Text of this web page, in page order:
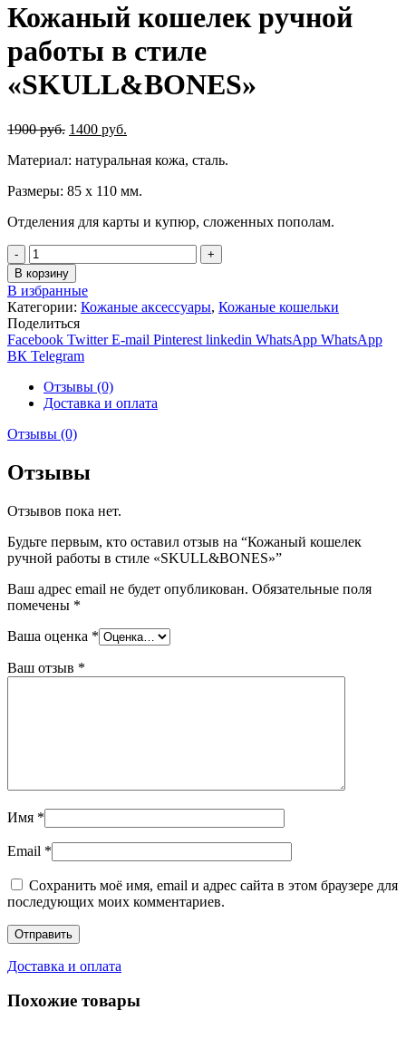
руб..
Кожаный кошелек ручной
работы в стиле
«SKULL&BONES»
1900руб. Первоначальная
составляла
руб..
1400 руб.
1400
Материал: натуральная кожа, сталь.
Размеры: 85 х 110 мм.
Отделения для карты и купюр, сложенных пополам.
Количество
В корзину
В избранные
Категории: Кожаные аксессуары, Кожаные кошельки
Поделиться
Facebook Twitter E-mail Pinterest linkedin WhatsApp WhatsApp
ВК Telegram
Отзывы (0)
Доставка и оплата
Отзывы (0)
Отзывы
Отзывов пока нет.
Будьте первым, кто оставил отзыв на “Кожаный кошелек
ручной работы в стиле «SKULL&BONES»”
Ваш адрес email не будет опубликован. Обязательные поля
помечены *
Ваша оценка *
Ваш отзыв *
Имя *
Email *
Сохранить моё имя, email и адрес сайта в этом браузере для
последующих моих комментариев.
Доставка и оплата
Похожие товары